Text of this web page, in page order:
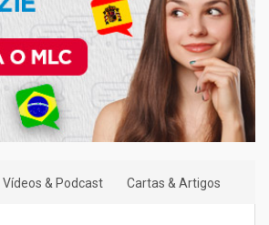
Vídeos & Podcast Cartas & Artigos